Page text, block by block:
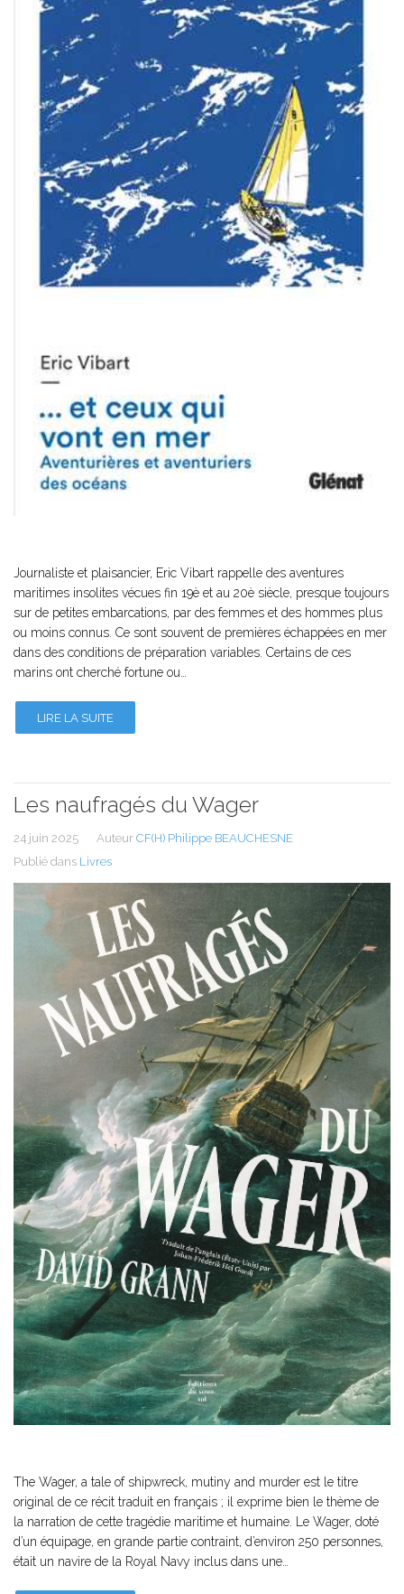
Journaliste et plaisancier, Eric Vibart rappelle des aventures
maritimes insolites vécues fin 19è et au 20è siècle, presque toujours
sur de petites embarcations, par des femmes et des hommes plus
ou moins connus. Ce sont souvent de premières échappées en mer
dans des conditions de préparation variables. Certains de ces
marins ont cherché fortune ou…
LIRE LA SUITE
Les naufragés du Wager
24 juin 2025 Auteur CF(H) Philippe BEAUCHESNE
Publié dans Livres
The Wager, a tale of shipwreck, mutiny and murder est le titre
original de ce récit traduit en français ; il exprime bien le thème de
la narration de cette tragédie maritime et humaine. Le Wager, doté
d’un équipage, en grande partie contraint, d’environ 250 personnes,
était un navire de la Royal Navy inclus dans une…